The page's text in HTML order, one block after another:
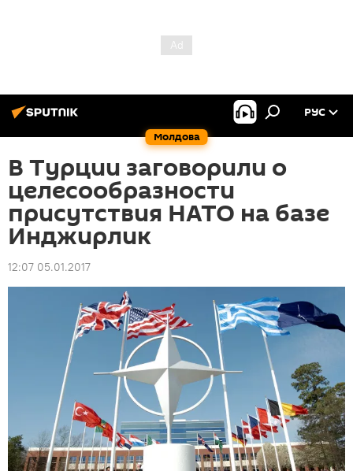
Молдова
РУС
В Турции заговорили о
целесообразности
присутствия НАТО на базе
Инджирлик
12:07 05.01.2017